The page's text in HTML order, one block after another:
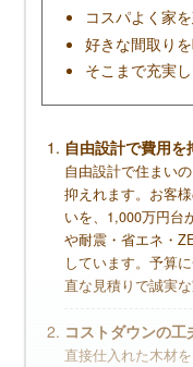
コスパよく家
好きな間取り
そこまで充実
自由設計で費用
自由設計で住まい
抑えれます。お客
いを、1,000万円台
や耐震・省エネ・
しています。予算
直な見積りで誠実
コストダウンの
直接仕入れた木材